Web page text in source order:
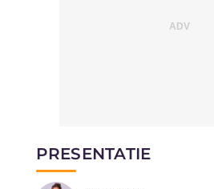
PRESENTATIE